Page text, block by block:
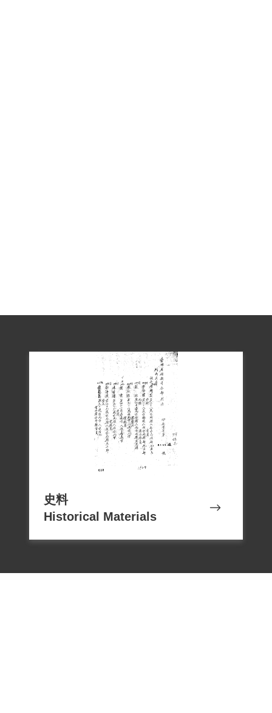
4月21日凌晨4時，尚未移送到新化警察分
侯布偵訊；22日凌晨1時，受新化警察分局
姚芳壽偵訊；23日晚上8時至翌日凌晨2時
半，受新化警察分局徐茂榮偵訊；25日凌
晨1時至2時半，受姚芳壽偵訊；26日凌晨4
時，受徐茂榮偵訊。
在地方警局受偵訊筆錄裡，賴象供認透過
區隱蔽過程，以及所知道的組織成員、工
利用三七五減租及平均地權為號召，從事
史料
Historical Materials